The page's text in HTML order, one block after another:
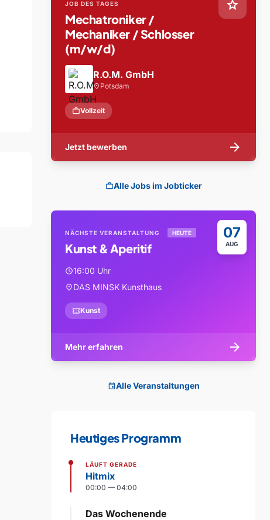
star
JOB DES TAGES
Mechatroniker /
Mechaniker / Schlosser
(m/w/d)
R.O.M. GmbH
location_on Potsdam
workVollzeit
Jetzt bewerben arrow_forward
workAlle Jobs im Jobticker
07
AUG
NÄCHSTE VERANSTALTUNG HEUTE
Kunst & Aperitif
schedule16:00 Uhr
location_onDAS MINSK Kunsthaus
confirmation_numberKunst
Mehr erfahren arrow_forward
eventAlle Veranstaltungen
Heutiges Programm
LÄUFT GERADE
Hitmix
00:00 — 04:00
Das Wochenende